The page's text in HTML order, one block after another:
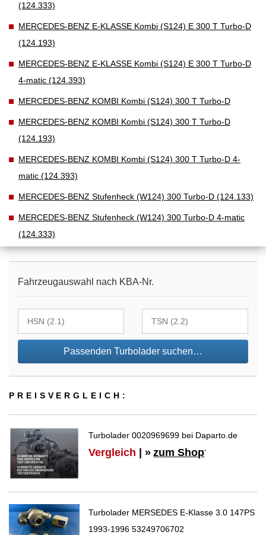
(124.333)
MERCEDES-BENZ E-KLASSE Kombi (S124) E 300 T Turbo-D
(124.193)
MERCEDES-BENZ E-KLASSE Kombi (S124) E 300 T Turbo-D
4-matic (124.393)
MERCEDES-BENZ KOMBI Kombi (S124) 300 T Turbo-D
MERCEDES-BENZ KOMBI Kombi (S124) 300 T Turbo-D
(124.193)
MERCEDES-BENZ KOMBI Kombi (S124) 300 T Turbo-D 4-
matic (124.393)
MERCEDES-BENZ Stufenheck (W124) 300 Turbo-D (124.133)
MERCEDES-BENZ Stufenheck (W124) 300 Turbo-D 4-matic
(124.333)
Fahrzeugauswahl nach KBA-Nr.
Passenden Turbolader suchen…
PREIS­VER­GLEICH:
Turbolader 0020969699 bei Daparto.de
Vergleich | » zum Shop*
Turbolader MERSEDES E-Klasse 3.0 147PS
1993-1996 53249706702